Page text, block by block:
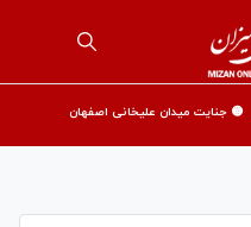
🟡 جنایت میدان علیخانی اصفهان